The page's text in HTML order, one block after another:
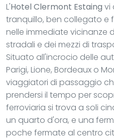
L'Hotel Clermont Estaing vi
tranquillo, ben collegato e
nelle immediate vicinanze
stradali e dei mezzi di
Situato all'incrocio delle
Parigi, Lione, Bordeaux o
viaggiatori di passaggio
prendersi il tempo per
ferroviaria si trova a soli
un quarto d'ora, e una
poche fermate al centro